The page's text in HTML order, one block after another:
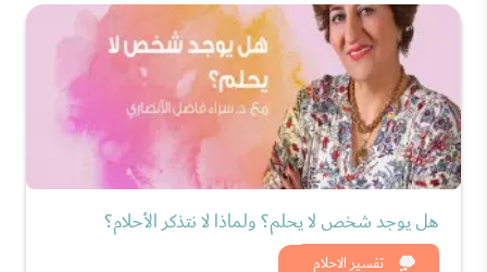
تفسير الاحلام
هل يوجد شخص لا يحلم؟ ولماذا لا نتذكر الأحلام؟